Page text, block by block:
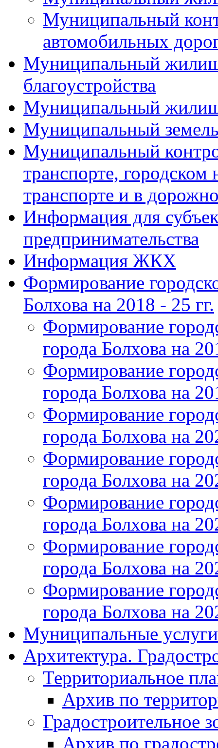
Муниципальный
автомобильных
Муниципальный
благоустройства
Муниципальный
Муниципальный
Муниципальный
транспорте, городском
транспорте и в
Информация для
предпринимательства
Информация ЖКХ
Формирование
Болхова на 2018 - 25 гг.
Формирование
города Болхова на
Формирование
города Болхова на
Формирование
города Болхова на
Формирование
города Болхова на
Формирование
города Болхова на
Формирование
города Болхова на
Формирование
города Болхова на
Муниципальные услуги
Архитектура.
Территориальное
Архив по
Градостроительное
Архив по